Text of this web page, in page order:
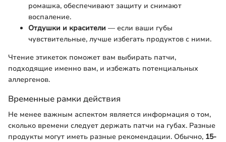
ромашка, обеспечивают защиту и снимают
воспаление.
Отдушки и красители — если ваши губы
чувствительные, лучше избегать продуктов с ними.
Чтение этикеток поможет вам выбирать патчи,
подходящие именно вам, и избежать потенциальных
аллергенов.
Временные рамки действия
Не менее важным аспектом является информация о том,
сколько времени следует держать патчи на губах. Разные
продукты могут иметь разные рекомендации. Обычно, 15-